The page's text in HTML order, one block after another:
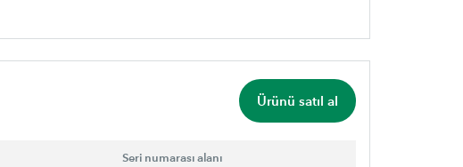
Ürünü satıl al
Seri numarası alanı